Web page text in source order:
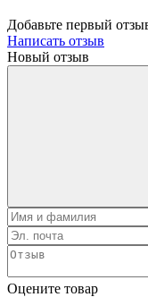
Добавьте первый
Написать отзыв
Новый отзыв
Оцените товар